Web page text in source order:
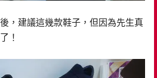
，建議這幾款鞋子，但因為先生真
！